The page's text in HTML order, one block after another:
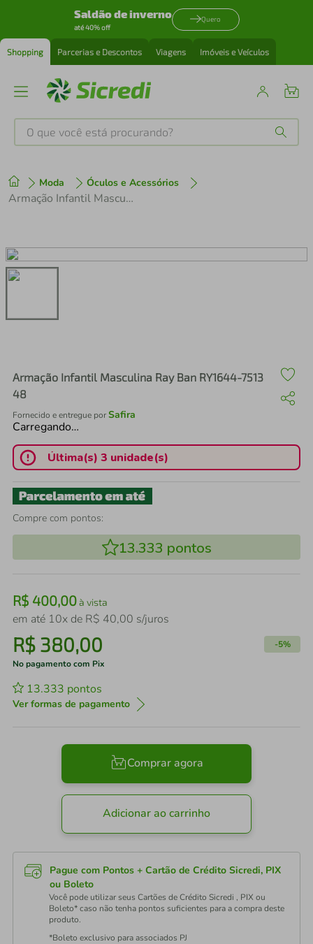
Saldão de inverno
até 40% off
Quero
Shopping Parcerias e Descontos Viagens Imóveis e Veículos
O que você está procurando?
Moda Óculos e Acessórios
Armação Infantil Masculina Ray Ban RY1644-7513 48
Armação Infantil Masculina Ray Ban RY1644-7513
48
Fornecido e entregue porSafira
Carregando…
Última(s) 3 unidade(s)
Compre com pontos:
13.333 pontos
R$ 400,00à vista
em até 10x de R$ 40,00 s/juros
R$ 380,00 -5%
No pagamento com Pix
13.333 pontos
Ver formas de pagamento
Comprar agora
Adicionar ao carrinho
Pague com Pontos + Cartão de Crédito Sicredi, PIX
ou Boleto
Você pode utilizar seus Cartões de Crédito Sicredi , PIX ou
Boleto* caso não tenha pontos suficientes para a compra deste
produto.
*Boleto exclusivo para associados PJ
1º tenis